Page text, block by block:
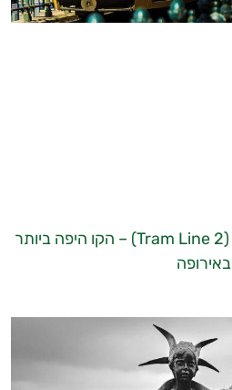
טראם מספר 2 בבודפשט (Tram Line 2) – הקו היפה ביותר
באירופה